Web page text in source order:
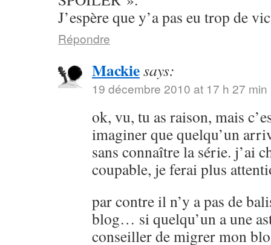
J’espère que y’a pas eu trop de
Répondre
Mackiesays:
19 décembre 2010 at 17 h 27 min
ok, vu, tu as raison, mais
imaginer que quelqu’un
sans connaître la série. j’ai
coupable, je ferai plus
par contre il n’y a pas de
blog… si quelqu’un a une
conseiller de migrer mon